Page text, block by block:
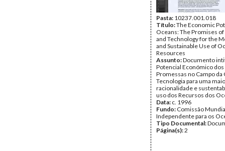
Pasta: 10237.001.018
Título:The Economic
Oceans: The Promises of
and Technology for the
and Sustainable Use of
Resources
Assunto:Documento
Potencial Económico
Promessas no Campo da
Tecnologia para uma
racionalidade e
uso dos Recursos dos
Data: c. 1996
Fundo: Comissão
Independente para os
Tipo Documental:
Página(s):2